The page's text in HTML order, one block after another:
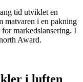
tid utviklet en
matvaren i en pakning
markedslansering. I
Award.
i luften